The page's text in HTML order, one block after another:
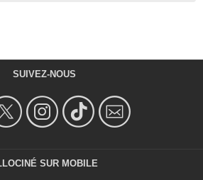
SUIVEZ-NOUS
SUR MOBILE